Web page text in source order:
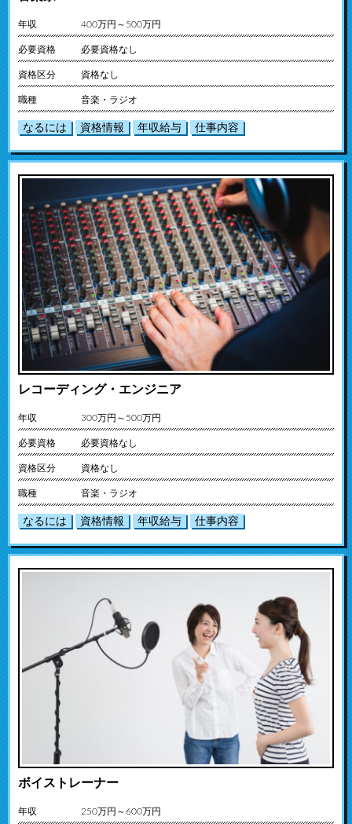
年収 400万円～500万円
必要資格 必要資格なし
資格区分 資格なし
職種 音楽・ラジオ
なるには 資格情報 年収給与 仕事内容
レコーディング・エンジニア
年収 300万円～500万円
必要資格 必要資格なし
資格区分 資格なし
職種 音楽・ラジオ
なるには 資格情報 年収給与 仕事内容
ボイストレーナー
年収 250万円～600万円